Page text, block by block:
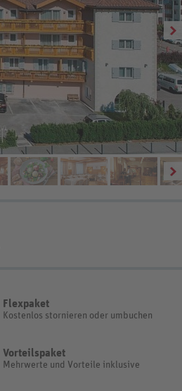
Flexpaket
Kostenlos stornieren oder umbuchen
Vorteilspaket
Mehrwerte und Vorteile inklusive